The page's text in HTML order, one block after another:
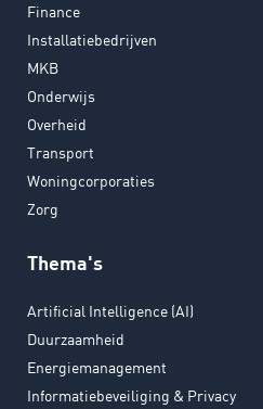
Finance
Installatiebedrijven
MKB
Onderwijs
Overheid
Transport
Woningcorporaties
Zorg
Thema's
Artificial Intelligence (AI)
Duurzaamheid
Energiemanagement
Informatiebeveiliging & Privacy